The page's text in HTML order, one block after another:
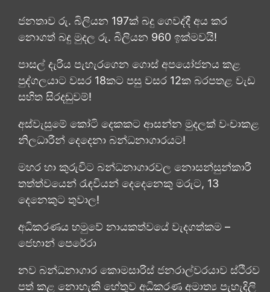
ජනතාව රු. බිලියන 197ක් බදු ගෙවද්දී අය කර
නොගත් බදු මුදල රු. බිලියන 960 ඉක්මවයි!
පාසල් දැරිය පැහැරගෙන ගොස් අපයෝජනය කළ
පුද්ගලයාට වසර 18කට පසු වසර 12ක බරපතළ වැඩ
සහිත සිරදඬුවම්!
අස්වැසුමේ කෝටි දෙකකට ආසන්න මුදලක් වංචාකළ
නිලධාරීන් දෙදෙනා බන්ධනාගාරයට!
මහර හා කුරුවිට බන්ධනාගාරවල නොසන්සුන්කාරී
තත්ත්වයෙන් රැඳවියන් දෙදෙනෙකු මරුට, 13
දෙනෙකුට තුවාල!
අධිකරණය හමුවේ නායකත්වයේ වැදගත්කම –
ජෙහාන් පෙරේරා
නව බන්ධනාගාර කොමසාරිස් ජනරාල්වරයාව ස්ථිරව
පත් කළ නොහැකි හේතුව අධිකරණ අමාත්‍ය පැහැදිලි